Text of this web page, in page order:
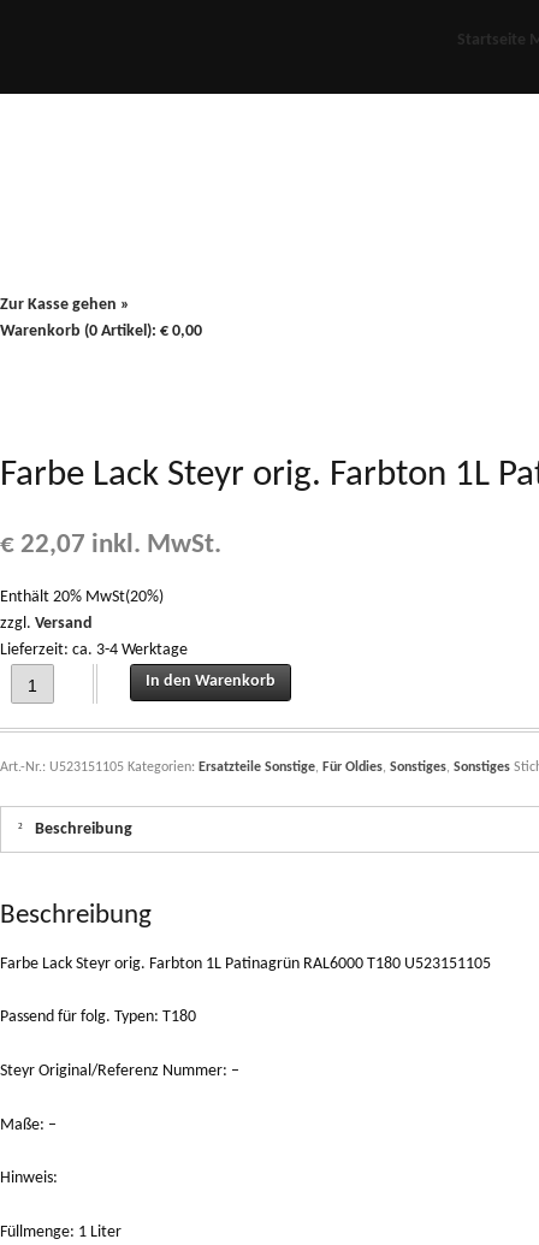
Startseite
Zur Kasse gehen »
Warenkorb (0 Artikel): € 0,00
Farbe Lack Steyr orig. Farbton 1L
€ 22,07 inkl. MwSt.
Enthält 20% MwSt(20%)
zzgl. Versand
Lieferzeit: ca. 3-4 Werktage
Farbe Lack Steyr orig. Farbton 1L Patinagrün RAL6000 T180 U523151105
In den Warenkorb
Art.-Nr.: U523151105 Kategorien: Ersatzteile Sonstige, Für Oldies, Sonstiges, Sonstiges
Beschreibung
Beschreibung
Farbe Lack Steyr orig. Farbton 1L Patinagrün RAL6000 T180 U523151105
Passend für folg. Typen: T180
Steyr Original/Referenz Nummer: –
Maße: –
Hinweis:
Füllmenge: 1 Liter